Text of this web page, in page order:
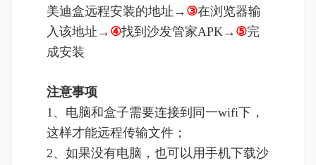
美迪盒远程安装的地址→ ③在浏览器输
入该地址→ ④找到沙发管家APK→ ⑤完
成安装
注意事项
1、电脑和盒子需要连接到同一wifi下，
这样才能远程传输文件；
2、如果没有电脑，也可以用手机下载沙